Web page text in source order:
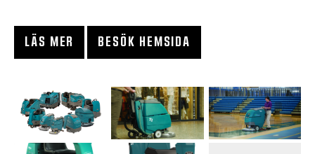
LÄS MER BESÖK HEMSIDA